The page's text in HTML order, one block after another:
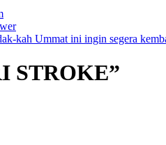
kah Ummat ini ingin segera
STROKE”